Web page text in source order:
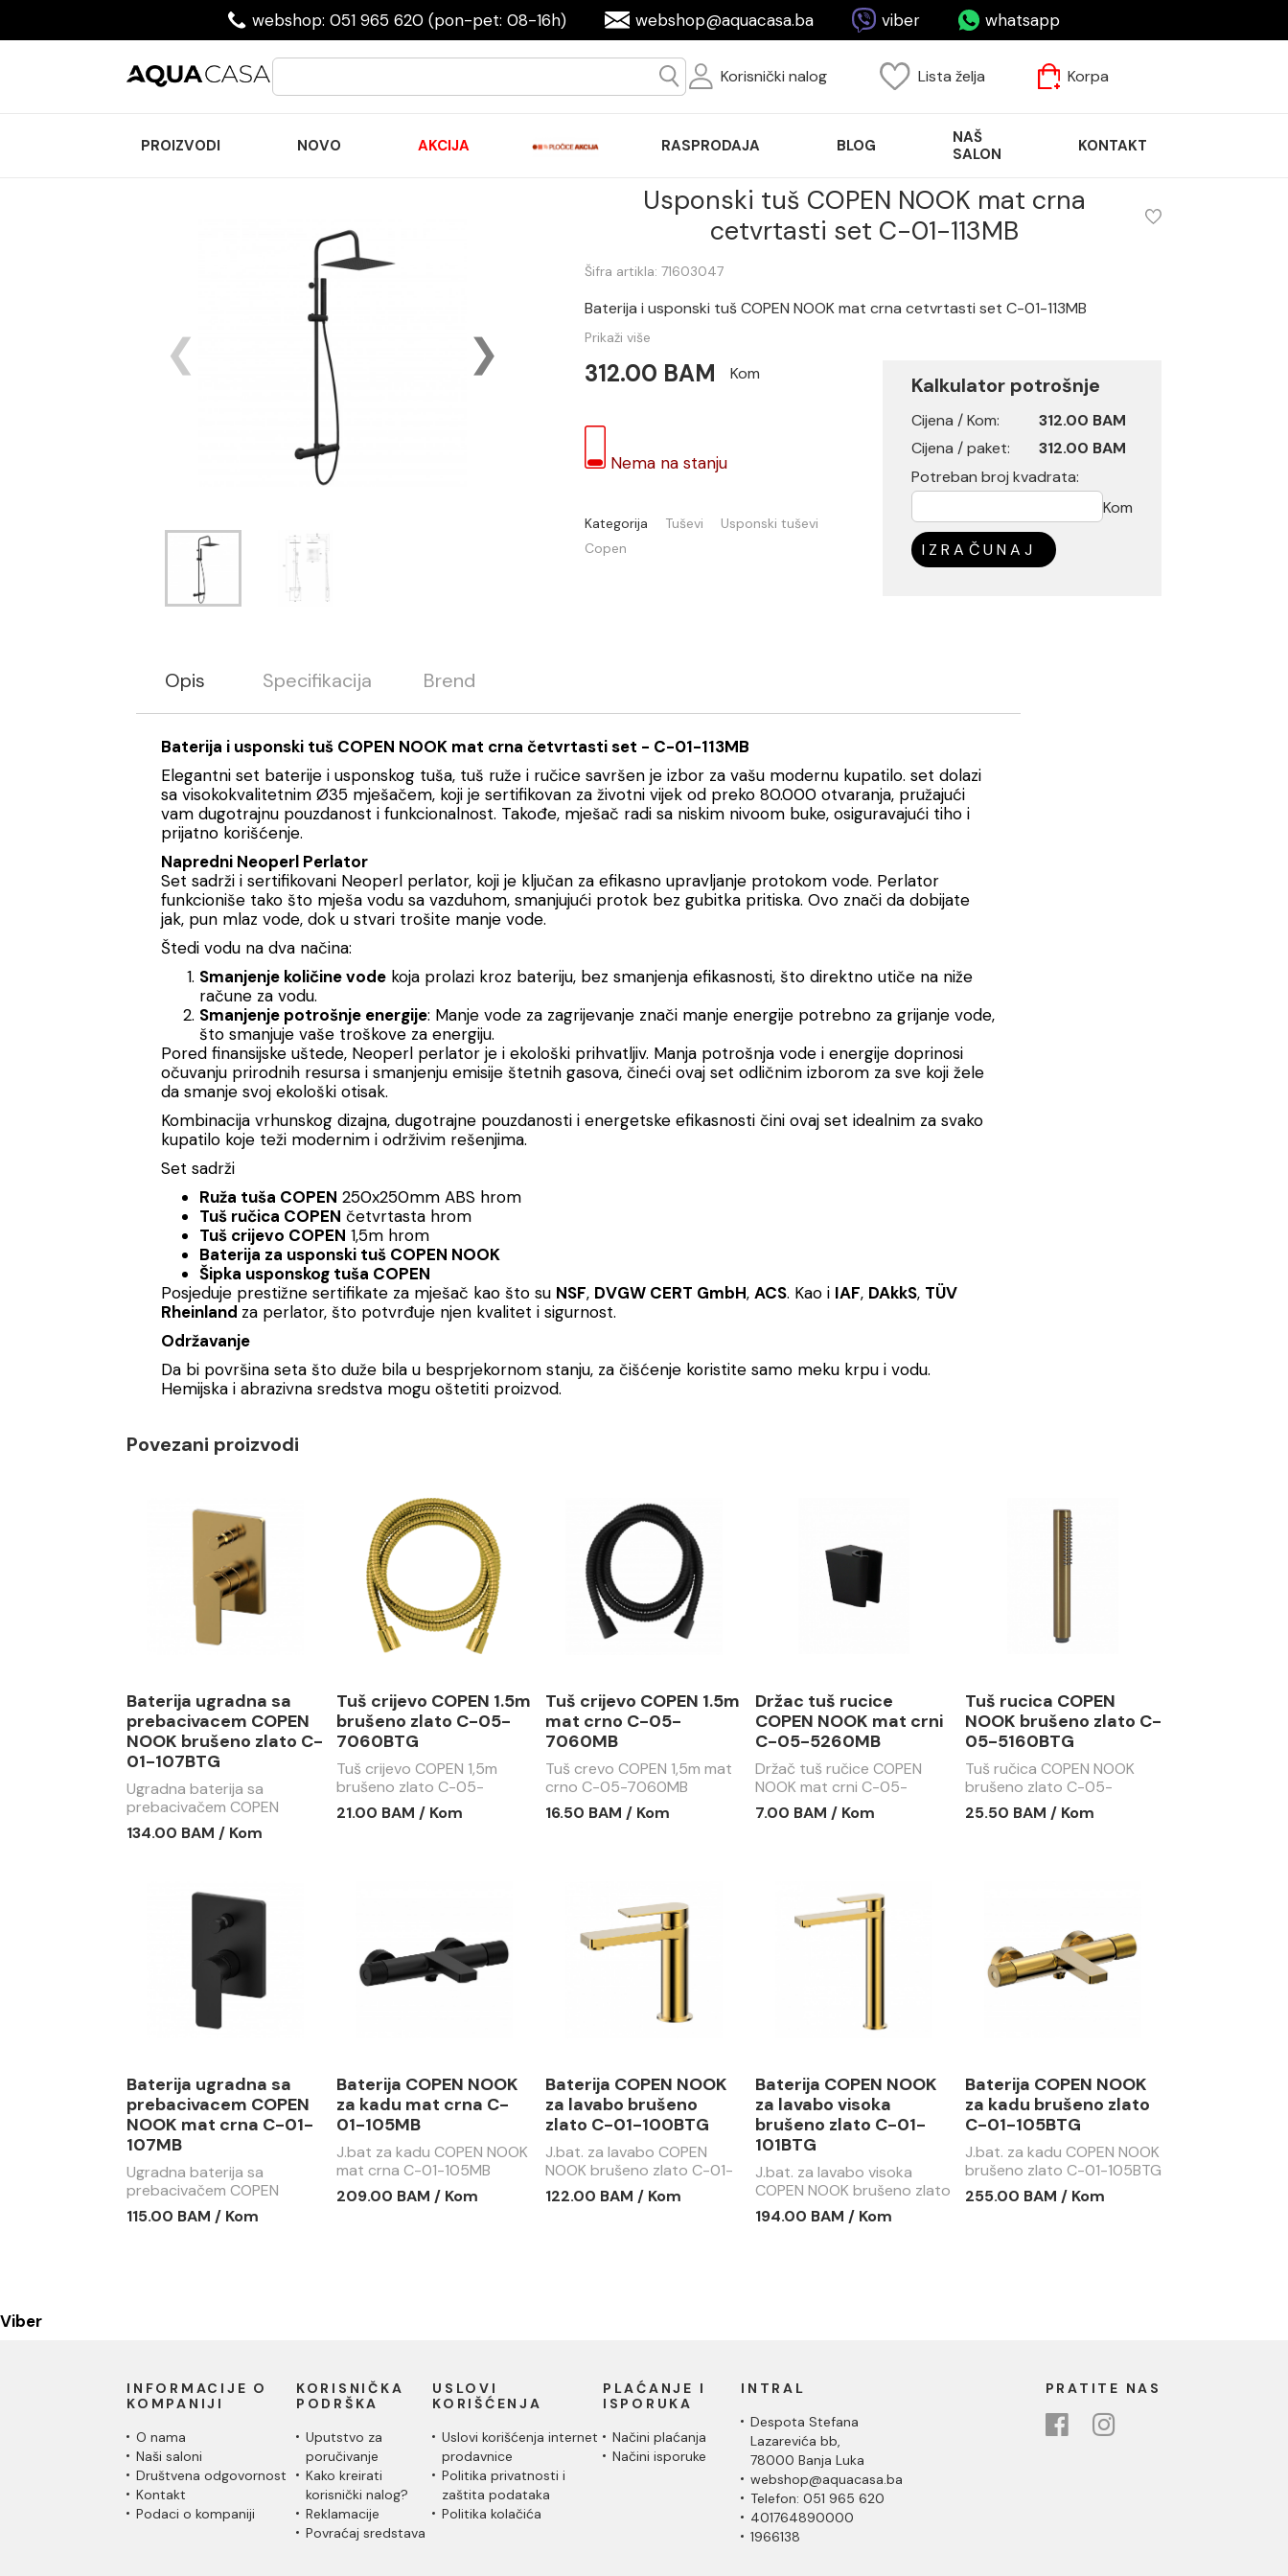
webshop: 051 965 620 (pon-pet: 08-16h) webshop@aquacasa.ba viber whatsapp
Korisnički nalog Lista želja Korpa
PROIZVODI NOVO AKCIJA RASPRODAJA BLOG
NAŠ
SALON
KONTAKT
Usponski tuš COPEN NOOK mat crna
cetvrtasti set C-01-113MB
Šifra artikla: 71603047
Baterija i usponski tuš COPEN NOOK mat crna cetvrtasti set C-01-113MB
Prikaži više
312.00 BAM Kom
Nema na stanju
Kategorija Tuševi
Usponski tuševi
Copen
Kalkulator potrošnje
Cijena / Kom:
312.00 BAM
Cijena / paket:
312.00 BAM
Potreban broj kvadrata:
Kom
IZRAČUNAJ
Opis Specifikacija Brend
Baterija i usponski tuš COPEN NOOK mat crna četvrtasti set - C-01-113MB
Elegantni set baterije i usponskog tuša, tuš ruže i ručice savršen je izbor za vašu modernu kupatilo. set dolazi
sa visokokvalitetnim Ø35 mješačem, koji je sertifikovan za životni vijek od preko 80.000 otvaranja, pružajući
vam dugotrajnu pouzdanost i funkcionalnost. Takođe, mješač radi sa niskim nivoom buke, osiguravajući tiho i
prijatno korišćenje.
Napredni Neoperl Perlator
Set sadrži i sertifikovani Neoperl perlator, koji je ključan za efikasno upravljanje protokom vode. Perlator
funkcioniše tako što mješa vodu sa vazduhom, smanjujući protok bez gubitka pritiska. Ovo znači da dobijate
jak, pun mlaz vode, dok u stvari trošite manje vode.
Štedi vodu na dva načina:
Smanjenje količine vode koja prolazi kroz bateriju, bez smanjenja efikasnosti, što direktno utiče na niže
račune za vodu.
Smanjenje potrošnje energije: Manje vode za zagrijevanje znači manje energije potrebno za grijanje vode,
što smanjuje vaše troškove za energiju.
Pored finansijske uštede, Neoperl perlator je i ekološki prihvatljiv. Manja potrošnja vode i energije doprinosi
očuvanju prirodnih resursa i smanjenju emisije štetnih gasova, čineći ovaj set odličnim izborom za sve koji žele
da smanje svoj ekološki otisak.
Kombinacija vrhunskog dizajna, dugotrajne pouzdanosti i energetske efikasnosti čini ovaj set idealnim za svako
kupatilo koje teži modernim i održivim rešenjima.
Set sadrži
Ruža tuša COPEN 250x250mm ABS hrom
Tuš ručica COPEN četvrtasta hrom
Tuš crijevo COPEN 1,5m hrom
Baterija za usponski tuš COPEN NOOK
Šipka usponskog tuša COPEN
Posjeduje prestižne sertifikate za mješač kao što su NSF, DVGW CERT GmbH, ACS. Kao i IAF, DAkkS, TÜV
Rheinland za perlator, što potvrđuje njen kvalitet i sigurnost.
Održavanje
Da bi površina seta što duže bila u besprjekornom stanju, za čišćenje koristite samo meku krpu i vodu.
Hemijska i abrazivna sredstva mogu oštetiti proizvod.
Povezani proizvodi
Baterija ugradna sa
prebacivacem COPEN
NOOK brušeno zlato C-
01-107BTG
Ugradna baterija sa
prebacivačem COPEN
NOOK brušeno zlato C-01-
107BTG
134.00 BAM / Kom
Tuš crijevo COPEN 1.5m
brušeno zlato C-05-
7060BTG
Tuš crijevo COPEN 1,5m
brušeno zlato C-05-
7060BTG
21.00 BAM / Kom
Tuš crijevo COPEN 1.5m
mat crno C-05-
7060MB
Tuš crevo COPEN 1,5m mat
crno C-05-7060MB
16.50 BAM / Kom
Držac tuš rucice
COPEN NOOK mat crni
C-05-5260MB
Držač tuš ručice COPEN
NOOK mat crni C-05-
5260MB
7.00 BAM / Kom
Tuš rucica COPEN
NOOK brušeno zlato C-
05-5160BTG
Tuš ručica COPEN NOOK
brušeno zlato C-05-
5160BTG
25.50 BAM / Kom
Baterija ugradna sa
prebacivacem COPEN
NOOK mat crna C-01-
107MB
Ugradna baterija sa
prebacivačem COPEN
NOOK mat crna C-01-
107MB
115.00 BAM / Kom
Baterija COPEN NOOK
za kadu mat crna C-
01-105MB
J.bat za kadu COPEN NOOK
mat crna C-01-105MB
209.00 BAM / Kom
Baterija COPEN NOOK
za lavabo brušeno
zlato C-01-100BTG
J.bat. za lavabo COPEN
NOOK brušeno zlato C-01-
100BTG
122.00 BAM / Kom
Baterija COPEN NOOK
za lavabo visoka
brušeno zlato C-01-
101BTG
J.bat. za lavabo visoka
COPEN NOOK brušeno zlato
C-01-101BTG
194.00 BAM / Kom
Baterija COPEN NOOK
za kadu brušeno zlato
C-01-105BTG
J.bat. za kadu COPEN NOOK
brušeno zlato C-01-105BTG
255.00 BAM / Kom
Viber
INFORMACIJE O
KOMPANIJI
O nama
Naši saloni
Društvena odgovornost
Kontakt
Podaci o kompaniji
KORISNIČKA
PODRŠKA
Uputstvo za
poručivanje
Kako kreirati
korisnički nalog?
Reklamacije
Povraćaj sredstava
USLOVI
KORIŠĆENJA
Uslovi korišćenja internet
prodavnice
Politika privatnosti i
zaštita podataka
Politika kolačića
PLAĆANJE I
ISPORUKA
Načini plaćanja
Načini isporuke
INTRAL
Despota Stefana
Lazarevića bb,
78000 Banja Luka
webshop@aquacasa.ba
Telefon: 051 965 620
401764890000
1966138
PRATITE NAS